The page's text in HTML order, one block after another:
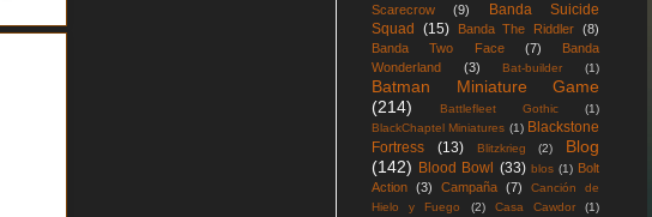
Scarecrow
(9)
Banda Suicide
Squad
(15) Banda The Riddler (8)
Banda Two Face
(7)
Banda
Wonderland
(3) Bat-builder (1)
Batman Miniature Game
(214)
Battlefleet Gothic
(1)
BlackChaptel Miniatures (1) Blackstone
Fortress
(13) Blitzkrieg (2)
Blog
(142) Blood Bowl (33) blos (1) Bolt
Action (3) Campaña (7)
Canción de
Hielo y Fuego
(2) Casa Cawdor (1)